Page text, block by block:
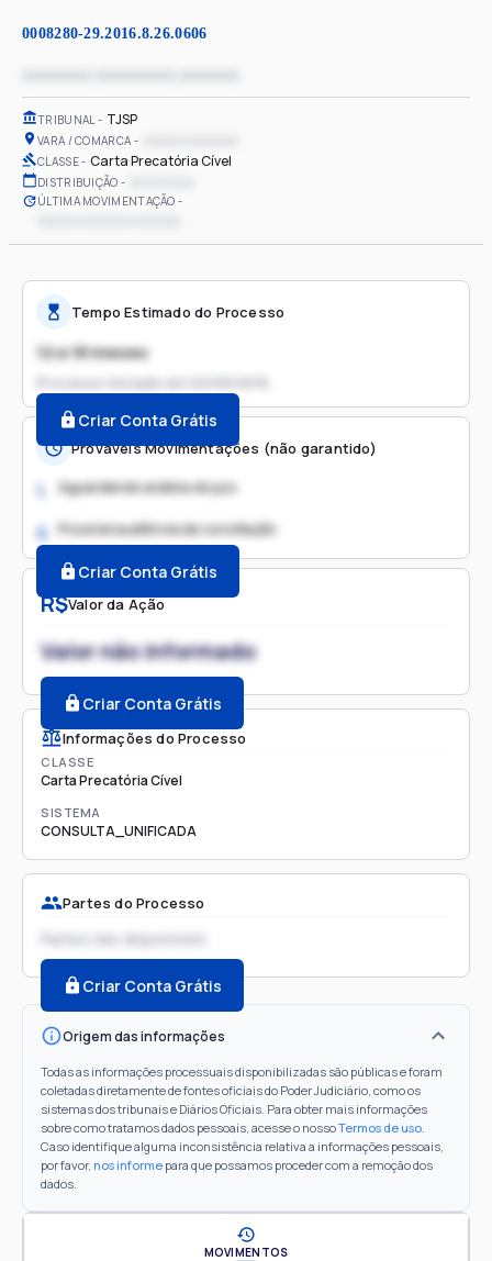
0008280-29.2016.8.26.0606
TRIBUNAL TJSP
VARA / COMARCA
CLASSE Carta Precatória Cível
DISTRIBUIÇÃO
ÚLTIMA MOVIMENTAÇÃO
R$Valor da Ação
Valor não informado
Criar Conta Grátis
Informações do Processo
CLASSE
Carta Precatória Cível
SISTEMA
CONSULTA_UNIFICADA
Partes do Processo
Partes não disponíveis
Criar Conta Grátis
Origem das informações
Todas as informações processuais disponibilizadas são públicas e foram
coletadas diretamente de fontes oficiais do Poder Judiciário, como os
sistemas dos tribunais e Diários Oficiais. Para obter mais informações
sobre como tratamos dados pessoais, acesse o nossoTermos de uso.
Caso identifique alguma inconsistência relativa a informações pessoais,
por favor, nos informe para que possamos proceder com a remoção dos
dados.
Tempo Estimado do Processo
12 a 18 meses
Processo iniciado em
Criar Conta Grátis
Prováveis Movimentações (não garantido)
1. Aguardando análise do juiz
2. Possível audiência de conciliação
Criar Conta Grátis
MOVIMENTOS